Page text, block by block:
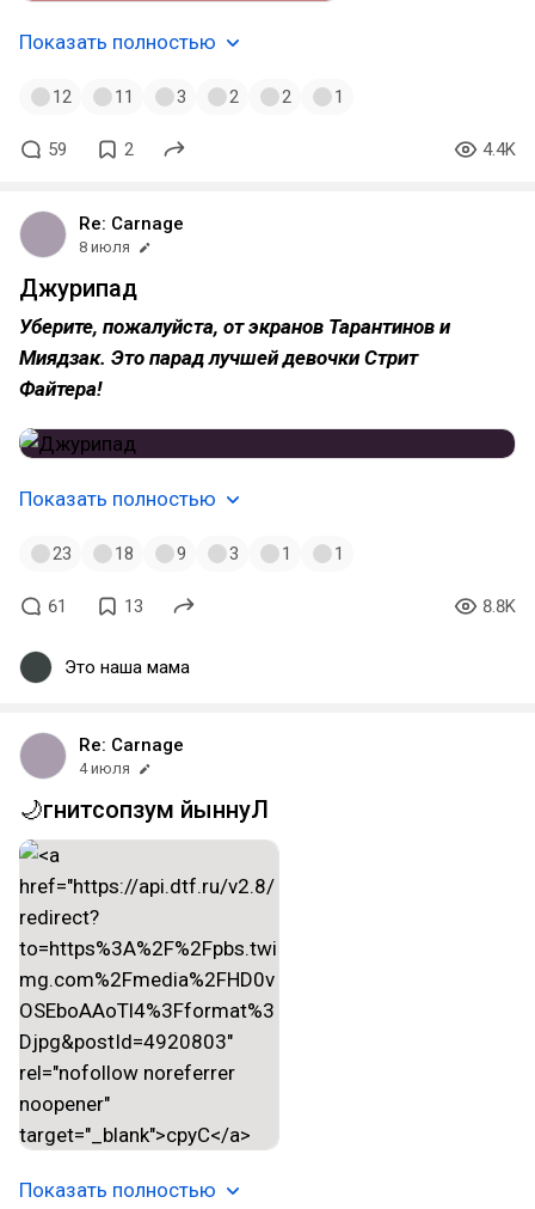
Показать полностью
12 11 3 2 2 1
59 2 4.4K
Re: Carnage
8 июля
Джурипад
Уберите, пожалуйста, от экранов Тарантинов и
Миядзак. Это парад лучшей девочки Стрит
Файтера!
Показать полностью
23 18 9 3 1 1
61 13 8.8K
Это наша мама
Re: Carnage
4 июля
🌙гнитсопзум йыннуЛ
Показать полностью